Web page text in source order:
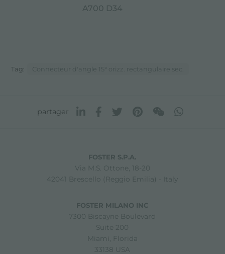
A700 D34
Tag: Connecteur d'angle 15° orizz. rectangulaire sec.
partager
FOSTER S.P.A.
Via M.S. Ottone, 18-20
42041 Brescello (Reggio Emilia) - Italy
FOSTER MILANO INC
7300 Biscayne Boulevard
Suite 200
Miami, Florida
33138 USA